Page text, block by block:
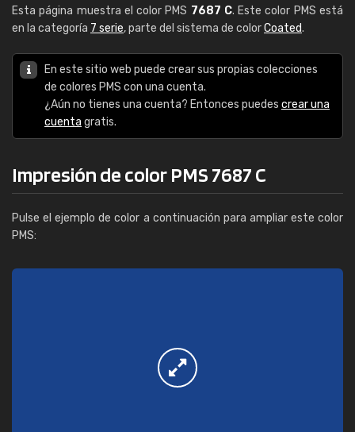
Esta página muestra el color PMS 7687 C. Este color PMS está
en la categoría 7 serie, parte del sistema de colorCoated.
En este sitio web puede crear sus propias colecciones
de colores PMS con una cuenta.
¿Aún no tienes una cuenta? Entonces puedes crear una
cuenta gratis.
Impresión de color PMS 7687 C
Pulse el ejemplo de color a continuación para ampliar este color
PMS: